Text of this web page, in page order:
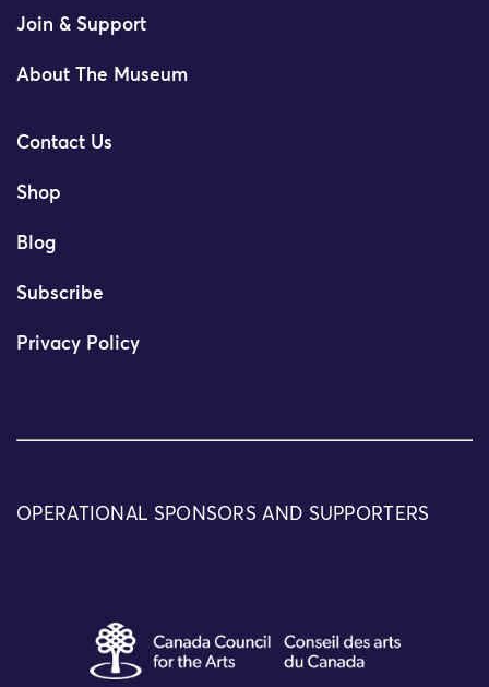
Join & Support
About The Museum
Contact Us
Shop
Blog
Subscribe
Privacy Policy
OPERATIONAL SPONSORS AND SUPPORTERS